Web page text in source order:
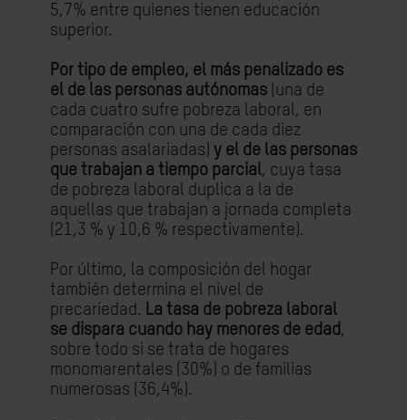
5,7% entre quienes tienen educación
superior.
Por tipo de empleo, el más penalizado es
el de las personas autónomas (una de
cada cuatro sufre pobreza laboral, en
comparación con una de cada diez
personas asalariadas) y el de las personas
que trabajan a tiempo parcial, cuya tasa
de pobreza laboral duplica a la de
aquellas que trabajan a jornada completa
(21,3 % y 10,6 % respectivamente).
Por último, la composición del hogar
también determina el nivel de
precariedad. La tasa de pobreza laboral
se dispara cuando hay menores de edad,
sobre todo si se trata de hogares
monomarentales (30%) o de familias
numerosas (36,4%).